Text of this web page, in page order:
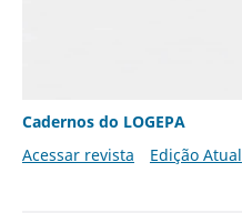
Cadernos do LOGEPA
Acessar revista
Edição Atual